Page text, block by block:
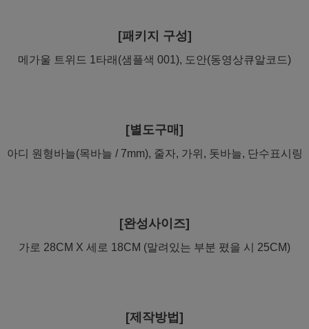
[패키지 구성]
메가울 트위드 1타래(샘플색 001), 도안(동영상큐알코드)
[별도구매]
아디 원형바늘(목바늘 / 7mm), 줄자, 가위, 돗바늘, 단수표시링
[완성사이즈]
가로 28CM X 세로 18CM (말려있는 부분 폈을 시 25CM)
[제작방법]